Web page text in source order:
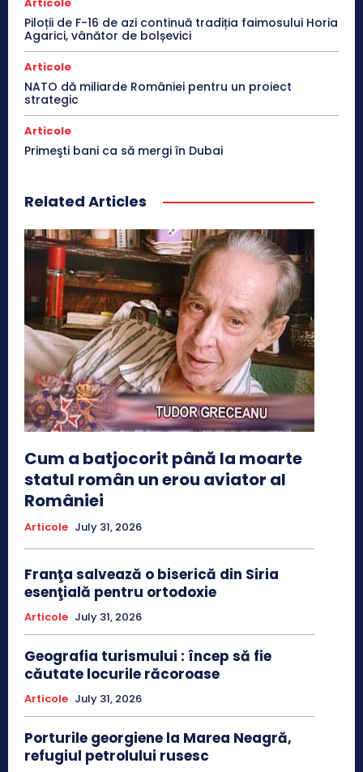
Piloții de F-16 de azi continuă tradiția faimosului Horia
Agarici, vânător de bolșevici
Articole
NATO dă miliarde României pentru un proiect
strategic
Articole
Primeşti bani ca să mergi în Dubai
Related Articles
Cum a batjocorit până la moarte
statul român un erou aviator al
României
Articole July 31, 2026
Franţa salvează o biserică din Siria
esenţială pentru ortodoxie
Articole July 31, 2026
Geografia turismului : încep să fie
căutate locurile răcoroase
Articole July 31, 2026
Porturile georgiene la Marea Neagră,
refugiul petrolului rusesc